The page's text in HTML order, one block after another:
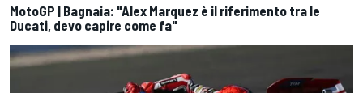
MotoGP | Bagnaia: "Alex Marquez è il riferimento tra le
Ducati, devo capire come fa"